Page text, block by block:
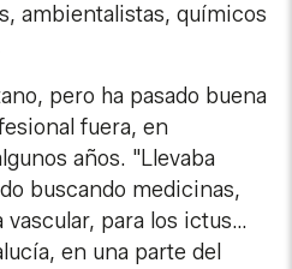
ambientalistas, químicos
pero ha pasado buena
fuera, en
años. "Llevaba
buscando medicinas,
para los ictus…
en una parte del